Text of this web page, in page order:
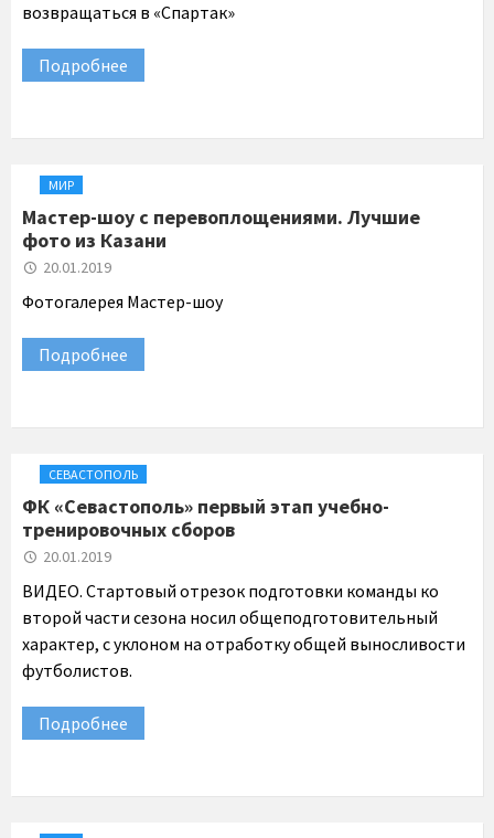
возвращаться в «Спартак»
Подробнее
МИР
Мастер-шоу с перевоплощениями. Лучшие
фото из Казани
20.01.2019
Фотогалерея Мастер-шоу
Подробнее
СЕВАСТОПОЛЬ
ФК «Севастополь» первый этап учебно-
тренировочных сборов
20.01.2019
ВИДЕО. Стартовый отрезок подготовки команды ко
второй части сезона носил общеподготовительный
характер, с уклоном на отработку общей выносливости
футболистов.
Подробнее